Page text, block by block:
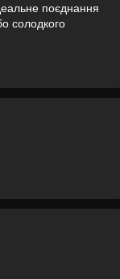
поєднання
солодкого